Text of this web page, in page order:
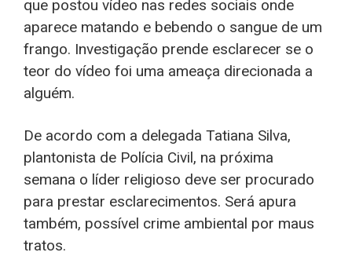
que postou vídeo nas redes sociais onde
aparece matando e bebendo o sangue de um
frango. Investigação prende esclarecer se o
teor do vídeo foi uma ameaça direcionada a
alguém.
De acordo com a delegada Tatiana Silva,
plantonista de Polícia Civil, na próxima
semana o líder religioso deve ser procurado
para prestar esclarecimentos. Será apura
também, possível crime ambiental por maus
tratos.